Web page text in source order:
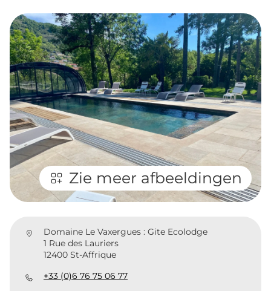
Zie meer afbeeldingen
Domaine Le Vaxergues : Gite Ecolodge
1 Rue des Lauriers
12400 St-Affrique
+33 (0)6 76 75 06 77